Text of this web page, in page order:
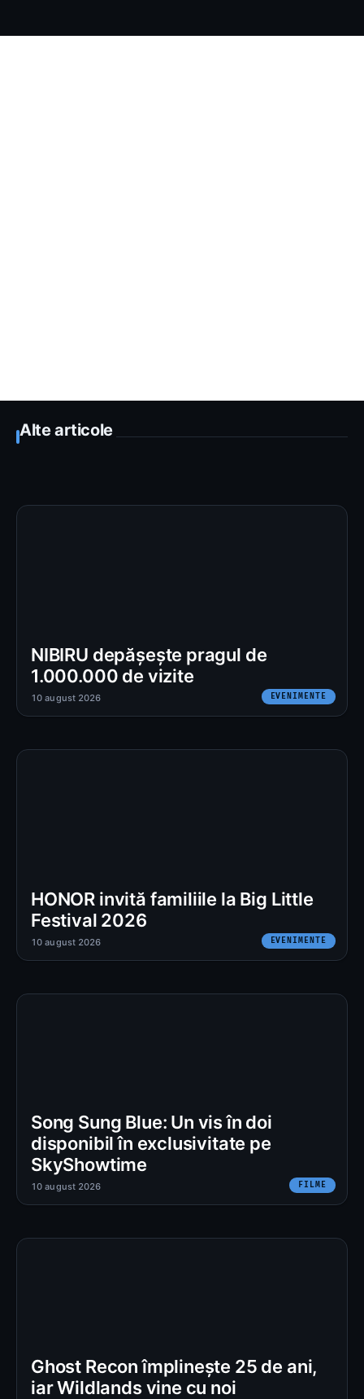
Alte articole
NIBIRU depășește pragul de
1.000.000 de vizite
EVENIMENTE
10 august 2026
HONOR invită familiile la Big Little
Festival 2026
EVENIMENTE
10 august 2026
Song Sung Blue: Un vis în doi
disponibil în exclusivitate pe
SkyShowtime
FILME
10 august 2026
Ghost Recon împlinește 25 de ani,
iar Wildlands vine cu noi